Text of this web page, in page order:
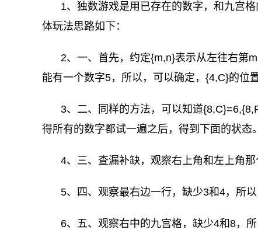
1、独数游戏是用已存在的数字，和九宫
体玩法思路如下：
2、一、首先，约定{m,n}表示从左往右第
能有一个数字5，所以，可以确定，{4,C}的位
3、二、同样的方法，可以知道
得所有的数字都试一遍之后，得到下面的状态。
4、三、查漏补缺，观察右上角和左上角
5、四、观察最右边一行，缺少3和4，所
6、五、观察右中的九宫格，缺少4和8，